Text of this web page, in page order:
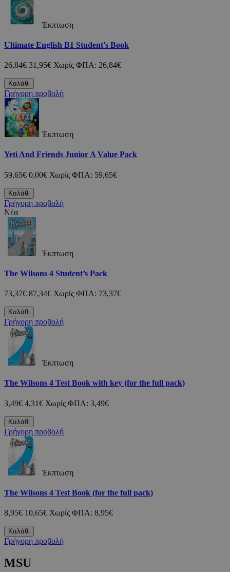
Έκπτωση
Ultimate English B1 Student's Book
26,84€ 31,95€ Χωρίς ΦΠΑ: 26,84€
Καλάθι
Γρήγορη προβολή
Έκπτωση
Yeti And Friends Junior A Value Pack
59,65€ 0,00€ Χωρίς ΦΠΑ: 59,65€
Καλάθι
Γρήγορη προβολή
Νέα
Έκπτωση
The Wilsons 4 Student’s Pack
73,37€ 87,34€ Χωρίς ΦΠΑ: 73,37€
Καλάθι
Γρήγορη προβολή
Έκπτωση
The Wilsons 4 Test Book with key (for the full pack)
3,49€ 4,31€ Χωρίς ΦΠΑ: 3,49€
Καλάθι
Γρήγορη προβολή
Έκπτωση
The Wilsons 4 Test Book (for the full pack)
8,95€ 10,65€ Χωρίς ΦΠΑ: 8,95€
Καλάθι
Γρήγορη προβολή
MSU